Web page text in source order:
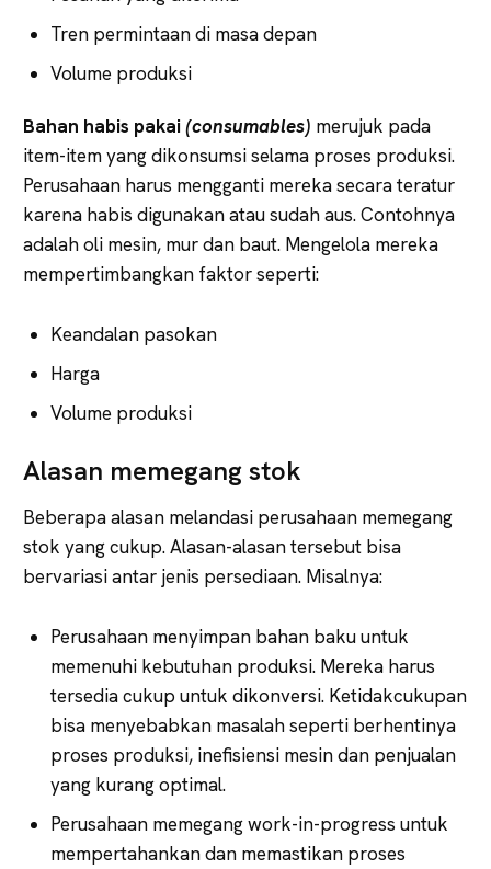
Tren permintaan di masa depan
Volume produksi
Bahan habis pakai(consumables) merujuk pada
item-item yang dikonsumsi selama proses produksi.
Perusahaan harus mengganti mereka secara teratur
karena habis digunakan atau sudah aus. Contohnya
adalah oli mesin, mur dan baut. Mengelola mereka
mempertimbangkan faktor seperti:
Keandalan pasokan
Harga
Volume produksi
Alasan memegang stok
Beberapa alasan melandasi perusahaan memegang
stok yang cukup. Alasan-alasan tersebut bisa
bervariasi antar jenis persediaan. Misalnya:
Perusahaan menyimpan bahan baku untuk
memenuhi kebutuhan produksi. Mereka harus
tersedia cukup untuk dikonversi. Ketidakcukupan
bisa menyebabkan masalah seperti berhentinya
proses produksi, inefisiensi mesin dan penjualan
yang kurang optimal.
Perusahaan memegang work-in-progress untuk
mempertahankan dan memastikan proses